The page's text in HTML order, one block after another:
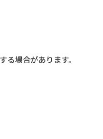
場合があります。